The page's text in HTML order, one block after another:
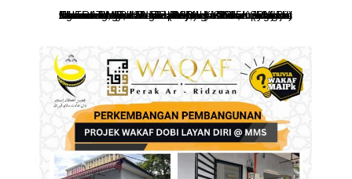
CHERATING, 23 September 2025 – Majlis Agama Islam dan ‘Adat Melayu Perak (MAIPk) telah mengadakan kunjungan hormat dan lawatan teknikal ke Royale Chulan Resort, Cherating, Pahang. Lawatan ini diketuai oleh Ketua Pegawai Eksekutif MAIPk, Syamsul Hazeman bin Md Salleh, bersama pegawai kanan MAIPk dan Perbadanan Kemajuan Ekonomi Islam Perak (PSB). Ketibaan delegasi telah disambut mesra…